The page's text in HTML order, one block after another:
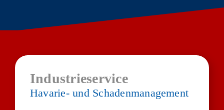
Industrieservice
Havarie- und Schadenmanagement